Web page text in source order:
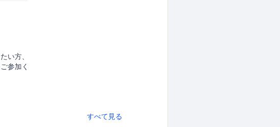
い方、
参加く
すべて見る